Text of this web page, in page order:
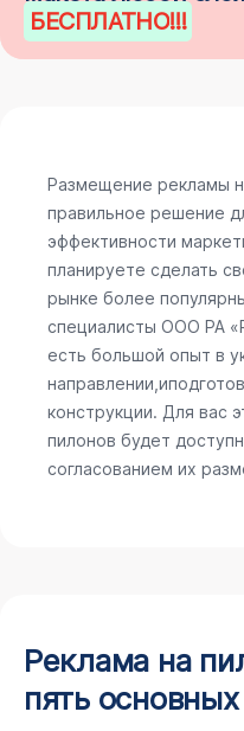
БЕСПЛАТНО!!!
Размещение рекламы
правильное решение
эффективности
планируете сделать
рынке более
специалисты ООО РА
есть большой опыт в
конструкции. Для вас
пилонов будет
согласованием их
Реклама на
пять